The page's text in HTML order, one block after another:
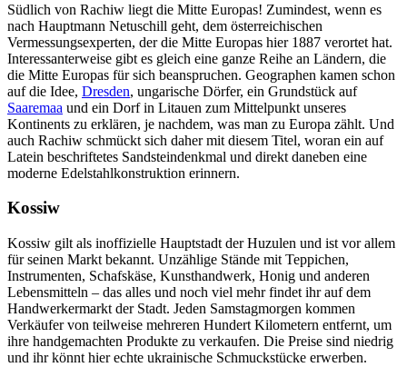
Südlich von Rachiw liegt die Mitte Europas! Zumindest, wenn es
nach Hauptmann Netuschill geht, dem österreichischen
Vermessungsexperten, der die Mitte Europas hier 1887 verortet hat.
Interessanterweise gibt es gleich eine ganze Reihe an Ländern, die
die Mitte Europas für sich beanspruchen. Geographen kamen schon
auf die Idee, Dresden, ungarische Dörfer, ein Grundstück auf
Saaremaa und ein Dorf in Litauen zum Mittelpunkt unseres
Kontinents zu erklären, je nachdem, was man zu Europa zählt. Und
auch Rachiw schmückt sich daher mit diesem Titel, woran ein auf
Latein beschriftetes Sandsteindenkmal und direkt daneben eine
moderne Edelstahlkonstruktion erinnern.
Kossiw
Kossiw gilt als inoffizielle Hauptstadt der Huzulen und ist vor allem
für seinen Markt bekannt. Unzählige Stände mit Teppichen,
Instrumenten, Schafskäse, Kunsthandwerk, Honig und anderen
Lebensmitteln – das alles und noch viel mehr findet ihr auf dem
Handwerkermarkt der Stadt. Jeden Samstagmorgen kommen
Verkäufer von teilweise mehreren Hundert Kilometern entfernt, um
ihre handgemachten Produkte zu verkaufen. Die Preise sind niedrig
und ihr könnt hier echte ukrainische Schmuckstücke erwerben.